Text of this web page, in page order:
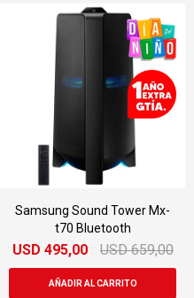
Samsung Sound Tower Mx-
t70 Bluetooth
USD 495,00 USD 659,00